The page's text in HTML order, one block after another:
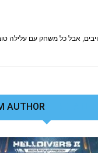
אבל כל משחק עם עלילה
AUTHOR